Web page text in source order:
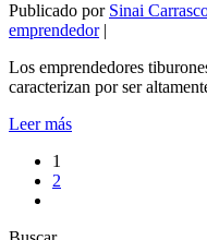
Publicado por Sinai
emprendedor|
Los emprendedores
caracterizan por ser
Leer más
1
2